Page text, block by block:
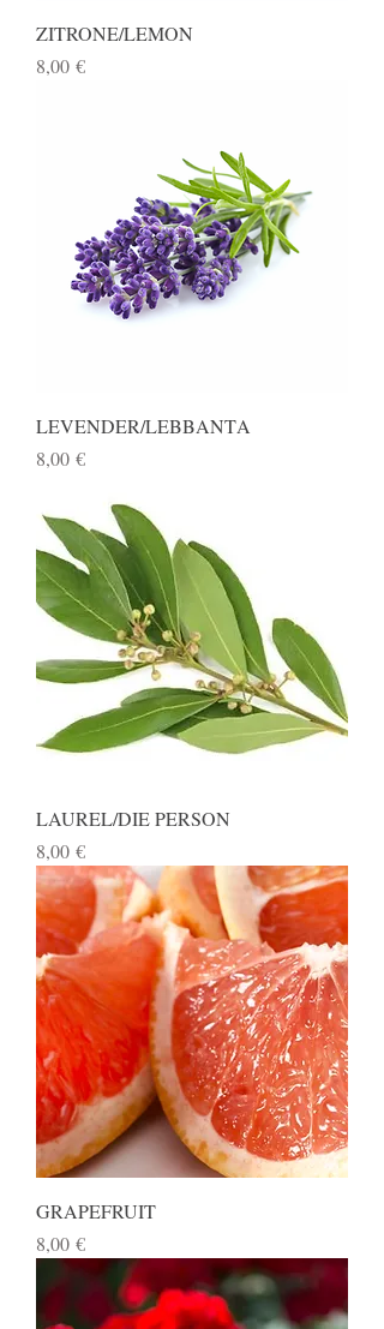
ZITRONE/LEMON
Preis
8,00 €
LEVENDER/LEBΒΑΝΤΑ
Preis
8,00 €
LAUREL/DIE PERSON
Preis
8,00 €
GRAPEFRUIT
Preis
8,00 €